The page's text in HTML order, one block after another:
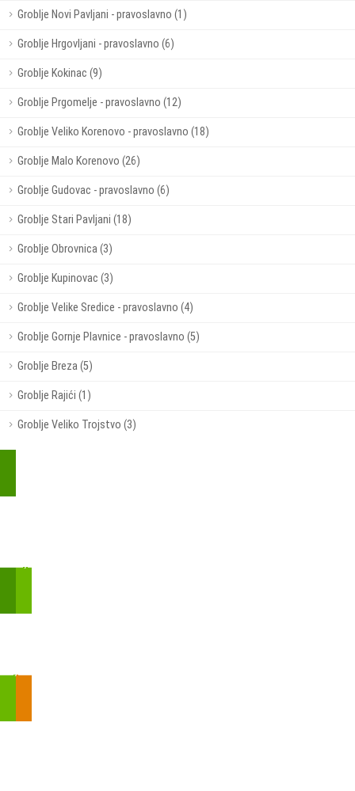
Groblje Novi Pavljani - pravoslavno (1)
Groblje Hrgovljani - pravoslavno (6)
Groblje Kokinac (9)
Groblje Prgomelje - pravoslavno (12)
Groblje Veliko Korenovo - pravoslavno (18)
Groblje Malo Korenovo (26)
Groblje Gudovac - pravoslavno (6)
Groblje Stari Pavljani (18)
Groblje Obrovnica (3)
Groblje Kupinovac (3)
Groblje Velike Sredice - pravoslavno (4)
Groblje Gornje Plavnice - pravoslavno (5)
Groblje Breza (5)
Groblje Rajići (1)
Groblje Veliko Trojstvo (3)